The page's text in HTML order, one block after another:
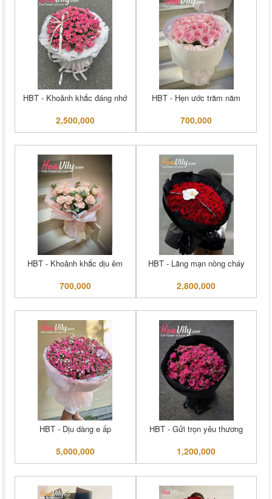
HBT - Khoảnh khắc đáng nhớ
2,500,000
HBT - Hẹn ước trăm năm
700,000
HBT - Khoảnh khắc dịu êm
700,000
HBT - Lãng mạn nồng cháy
2,800,000
HBT - Dịu dàng e ấp
5,000,000
HBT - Gửi trọn yêu thương
1,200,000